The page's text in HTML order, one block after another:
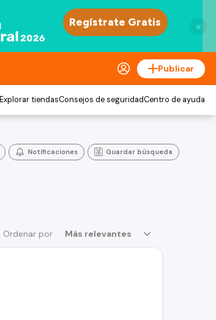
×
Publicar
Explorar tiendasConsejos de seguridadCentro de ayuda
Notificaciones Guardar búsqueda
Ordenar por Más relevantes